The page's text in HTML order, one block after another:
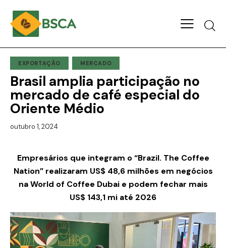
EXPORTAÇÃO MERCADO
Brasil amplia participação no
mercado de café especial do
Oriente Médio
outubro 1, 2024
Empresários que integram o “Brazil. The Coffee
Nation” realizaram US$ 48,6 milhões em negócios
na World of Coffee Dubai e podem fechar mais
US$ 143,1 mi até 2026